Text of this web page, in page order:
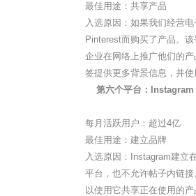
最佳用途：共享产品
入选原因：如果我们经营
Pinterest而购买了产品。
企业在网络上推广他们的
签提供更多背景信息，并
第六个平台：Instagram
每月活跃用户：超过4亿
最佳用途：建立品牌
入选原因：Instagram建立
平台，也不允许帖子内链
以使用它共享正在使用的